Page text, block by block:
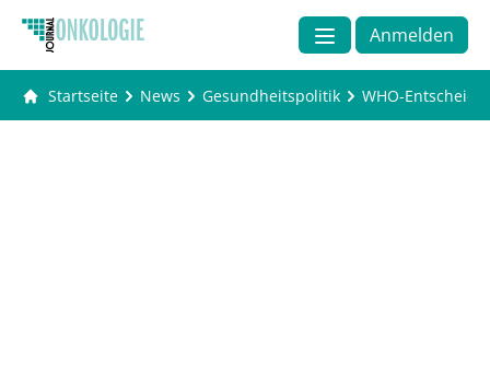
Anmelden
Startseite News Gesundheitspolitik WHO-